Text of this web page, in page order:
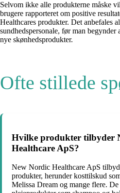
Selvom ikke alle produkterne måske
brugere rapporteret om positive
Healthcares produkter. Det anbefales
sundhedspersonale, før man
nye skønhedsprodukter.
Ofte stillede
Hvilke produkter tilbyder
Healthcare ApS?
New Nordic Healthcare ApS
produkter, herunder kosttilskud
Melissa Dream og mange flere.